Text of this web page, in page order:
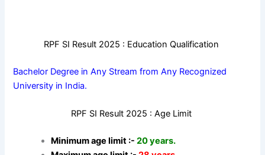
RPF SI Result 2025 : Education Qualification
Bachelor Degree in Any Stream from Any Recognized
University in India.
RPF SI Result 2025 : Age Limit
Minimum age limit :- 20 years.